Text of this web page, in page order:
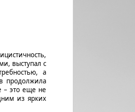
выступал с
а
продолжила
– это еще не
из ярких